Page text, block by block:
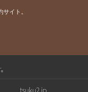
イト。
tsuku2.jp